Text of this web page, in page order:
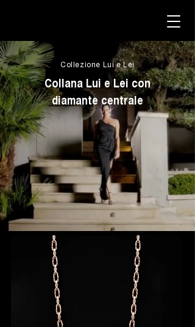
Collezione Lui e Lei
Collana Lui e Lei con
diamante centrale